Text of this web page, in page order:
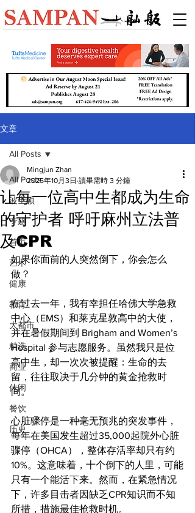
文章
All Posts
波士顿
专题
首页
艺术
健康
教育
大都市
精选
商业
休闲
餐饮
历史
All Posts
让每一位高中生都成为生命
的守护者 呼吁麻州立法普
及CPR
Mingjun Zhan
2025年10月3日 讀畢需時 3 分鐘
如果你面前的人突然倒下，你会怎么
做？
在过去一年，我有幸担任哈佛大学急救
中心（EMS）和莱克星敦高中的大使，
并在暑假期间到 Brigham and Women’s
Hospital 参与志愿服务。虽然我只是位
高中生，却一次次被提醒：生命的去
留，往往取决于几分钟的黄金抢救时
间。
心脏骤停是一种毫无预兆的突发事件，
每年在美国发生超过35,000起院外心脏
骤停（OHCA），整体存活率却只有约
10%。这意味着，十个倒下的人里，可能
只有一个能活下来。然而，在紧急情况
下，许多目击者因缺乏CPR知识而不知
所措，措施最佳抢救时机。